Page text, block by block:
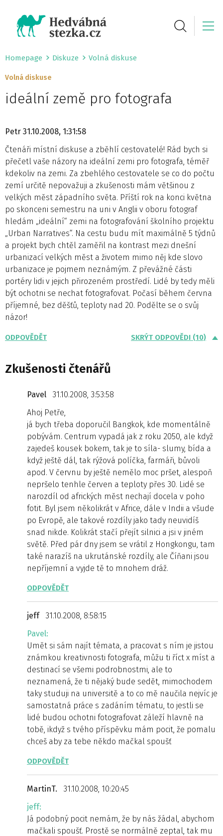
Homepage Diskuze Volná diskuse
Volná diskuse
ideální země pro fotografa
Petr 31.10.2008, 1:31:58
Čtenáři místní diskuse a zběhlí cestovatelé! Rád bych si
přečetl vaše názory na ideální zemi pro fotografa, téměř
kdekoliv na zemi. Za zbehlého cestovatele se co do počtu
zemí určitě nepovažuji a zkušenosti mám většinou z
velkých měst západního světa. Příští rok na konci května
po skonceni semestru na uni v Anglii v oboru fotograf
hledám „ideální“ zemi na fotografování školního projektu
„Urban Narratives“. Na cestu budu mít maximálně 5 týdnů
a projekt bych chtěl zaměřil na kontrast mezi dnešní
urbanizací velkých měst a životem mimo něj kde slovo
urbanizace je pojmem neznámým. Z převážné části
portéry lidi v jejich přirozeném prostředí. Lidé by tedy měli
být ochotni se nechat fotografovat. Počasí během června
příjemné, bez děšťů, teploty nad 20. Podělte se o svůj
názor!
ODPOVĚDĚT SKRÝT ODPOVĚDI (10)
Zkušenosti čtenářů
Pavel
31.10.2008, 3:53:58
Ahoj Petře,
já bych třeba doporučil Bangkok, kde momentálně
pobývám. Centrum vypadá jak z roku 2050, ale když
zajedeš kousek bokem, tak je to síla- slumy, bída a
když ještě dál, tak rýžová políčka, farmáři, bůvoli
apod. V červnu by ještě nemělo moc pršet, alespoň
nepršelo tenhle červen a teploty přes 30. Lidé se
narozdíl od afrických měst nechají docela v poho
fotit. Byl jsem několikrát v Africe, dále v Indii a všude
po Evropě, ale takové rozdíly jako tady neuvidíš
snad nikde. Kolikrát stačí přejít silnici a jsi v jiném
světě. Před pár dny jsem se vrátil z Hongkongu, tam
také narazíš na ukrutánské rozdíly, ale Číňani jsou
nepříjemní a vyjde tě to mnohem dráž.
ODPOVĚDĚT
jeff
31.10.2008, 8:58:15
Pavel:
Umět si sám najít témata, a pracovat s ním je jistou
známkou kreativnosti fotografa, můžu ti říct x míst a
destinací se všemi podrobnostmi, ale to
neznamená, že ti nějaký bude sedět, mimochodem
taky studuji na universitě a to co mě naučila nejvíc je
samostatná práce s zadáním tématu, to jestli se
lidé budou ochotni fotografovat záleží hlavně na
tobě, ikdyž s tvého příspěvku mám pocit, že pomalu
chceš aby za tebe někdo mačkal spoušť
ODPOVĚDĚT
MartinT.
31.10.2008, 10:20:45
jeff:
Já podobný pocit nemám, že by nás žádal, abychom
mačkali spoušť. Prostě se normálně zeptal, tak mu